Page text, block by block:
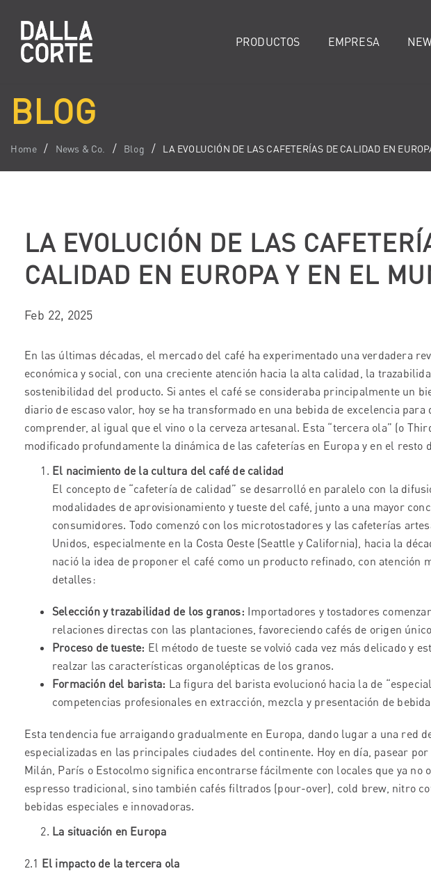
PRODUCTOS EMPRESA
BLOG
Home News & Co. Blog LA EVOLUCIÓN DE LAS CAFETERÍAS DE CALIDAD EN
LA EVOLUCIÓN DE LAS
CALIDAD EN EUROPA Y EN EL
Feb 22, 2025
En las últimas décadas, el mercado del café ha experimentado una verdadera
económica y social, con una creciente atención hacia la alta calidad, la
sostenibilidad del producto. Si antes el café se consideraba principalmente un
diario de escaso valor, hoy se ha transformado en una bebida de excelencia para
comprender, al igual que el vino o la cerveza artesanal. Esta “tercera ola” (o
modificado profundamente la dinámica de las cafeterías en Europa y en el resto
El nacimiento de la cultura del café de calidad
El concepto de “cafetería de calidad” se desarrolló en paralelo con la
modalidades de aprovisionamiento y tueste del café, junto a una mayor
consumidores. Todo comenzó con los microtostadores y las cafeterías
Unidos, especialmente en la Costa Oeste (Seattle y California), hacia la
nació la idea de proponer el café como un producto refinado, con atención
detalles:
Selección y trazabilidad de los granos: Importadores y tostadores
relaciones directas con las plantaciones, favoreciendo cafés de origen
Proceso de tueste: El método de tueste se volvió cada vez más delicado y
realzar las características organolépticas de los granos.
Formación del barista: La figura del barista evolucionó hacia la de
competencias profesionales en extracción, mezcla y presentación de
Esta tendencia fue arraigando gradualmente en Europa, dando lugar a una red
especializadas en las principales ciudades del continente. Hoy en día, pasear
Milán, París o Estocolmo significa encontrarse fácilmente con locales que ya no
espresso tradicional, sino también cafés filtrados (pour-over), cold brew, nitro
bebidas especiales e innovadoras.
La situación en Europa
2.1 El impacto de la tercera ola